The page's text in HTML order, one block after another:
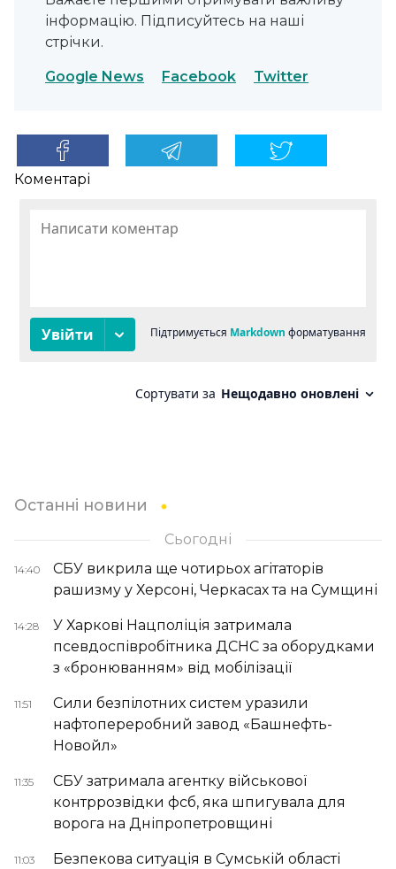
інформацію. Підписуйтесь на наші
стрічки.
Google News Facebook Twitter
Коментарі
Останні новини
Сьогодні
14:40
СБУ викрила ще чотирьох агітаторів
рашизму у Херсоні, Черкасах та на Сумщині
14:28
У Харкові Нацполіція затримала
псевдоспівробітника ДСНС за оборудками
з «бронюванням» від мобілізації
11:51
Сили безпілотних систем уразили
нафтопереробний завод «Башнефть-
Новойл»
11:35
СБУ затримала агентку військової
контррозвідки фсб, яка шпигувала для
ворога на Дніпропетровщині
11:03
Безпекова ситуація в Сумській області